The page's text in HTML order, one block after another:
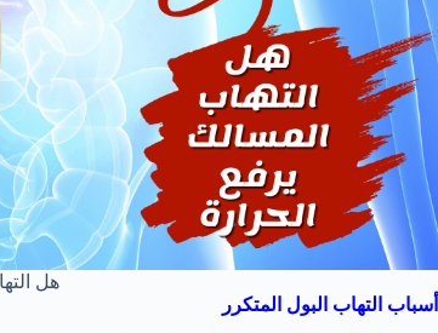
هل
أسباب التهاب البول المتكرر